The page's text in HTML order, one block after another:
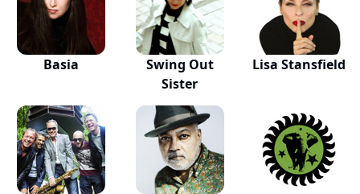
Basia
Swing Out
Sister
Lisa Stansfield